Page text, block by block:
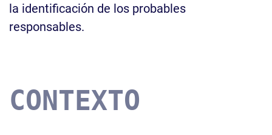
la identificación de los probables
responsables.
CONTEXTO